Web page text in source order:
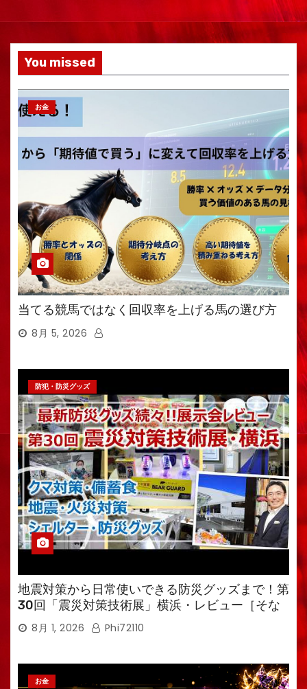
You missed
お金
当てる競馬ではなく回収率を上げる馬の選び方
8月 5, 2026
防犯・防災グッズ
地震対策から日常使いできる防災グッズまで！第
30回「震災対策技術展」横浜・レビュー［そな
えるTV・高荷智也］
8月 1, 2026 Phi72110
お金